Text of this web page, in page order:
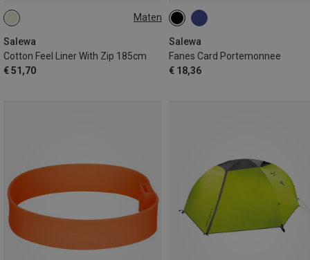
Maten
Salewa
Cotton Feel Liner With Zip 185cm
€ 51,70
MAX. 185CM | LEFT
MAX. 185CM | RIGHT
Salewa
Fanes Card Portemonnee
€ 18,36